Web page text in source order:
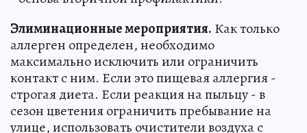
Элиминационные мероприятия. Как только
аллерген определен, необходимо
максимально исключить или ограничить
контакт с ним. Если это пищевая аллергия -
строгая диета. Если реакция на пыльцу - в
сезон цветения ограничить пребывание на
улице, использовать очистители воздуха с